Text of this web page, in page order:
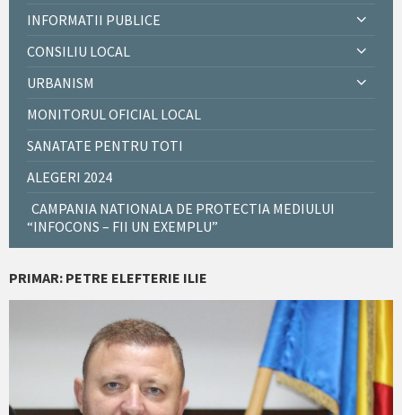
INFORMATII PUBLICE
CONSILIU LOCAL
URBANISM
MONITORUL OFICIAL LOCAL
SANATATE PENTRU TOTI
ALEGERI 2024
CAMPANIA NATIONALA DE PROTECTIA MEDIULUI
“INFOCONS – FII UN EXEMPLU”
PRIMAR: PETRE ELEFTERIE ILIE